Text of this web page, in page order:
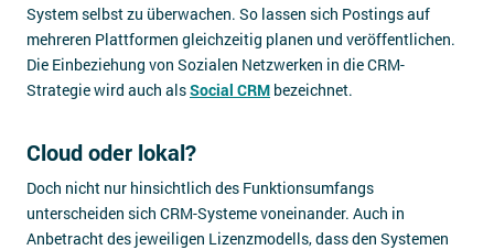
System selbst zu überwachen. So lassen sich Postings auf
mehreren Plattformen gleichzeitig planen und veröffentlichen.
Die Einbeziehung von Sozialen Netzwerken in die CRM-
Strategie wird auch alsSocial CRM bezeichnet.
Cloud oder lokal?
Doch nicht nur hinsichtlich des Funktionsumfangs
unterscheiden sich CRM-Systeme voneinander. Auch in
Anbetracht des jeweiligen Lizenzmodells, dass den Systemen